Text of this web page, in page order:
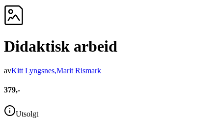
Didaktisk arbeid
avKitt Lyngsnes,Marit Rismark
379,-
Utsolgt